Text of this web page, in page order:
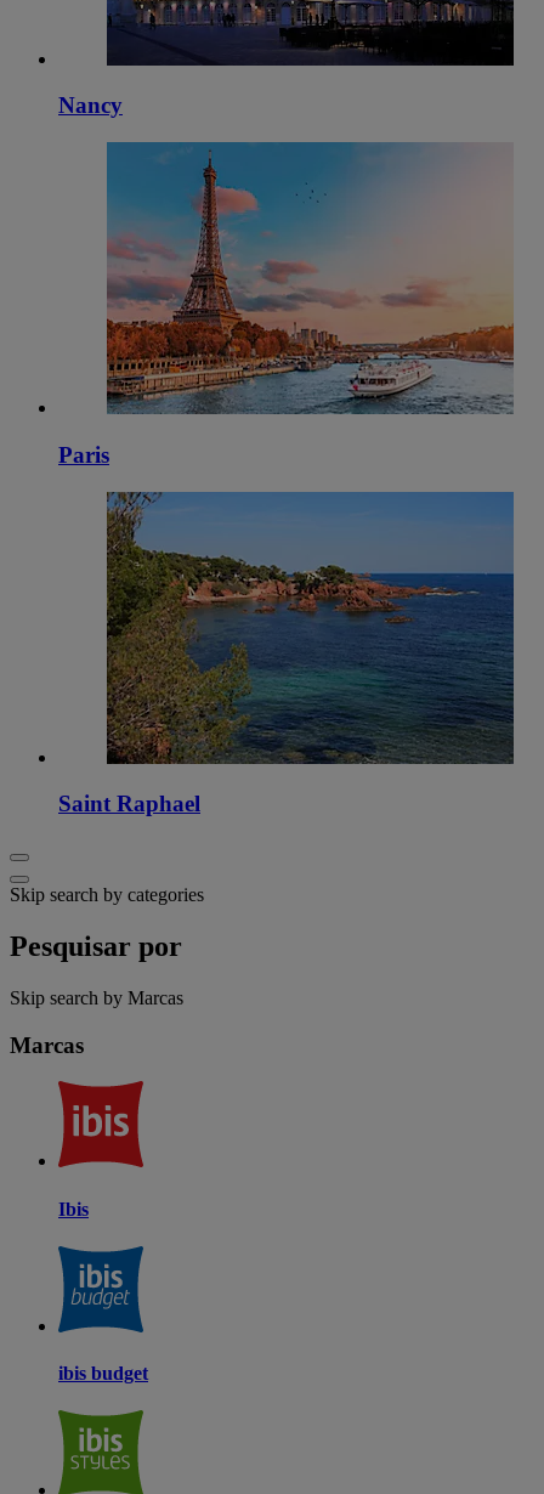
Nancy
Paris
Saint Raphael
Skip search by categories
Pesquisar por
Skip search by Marcas
Marcas
Ibis
ibis budget